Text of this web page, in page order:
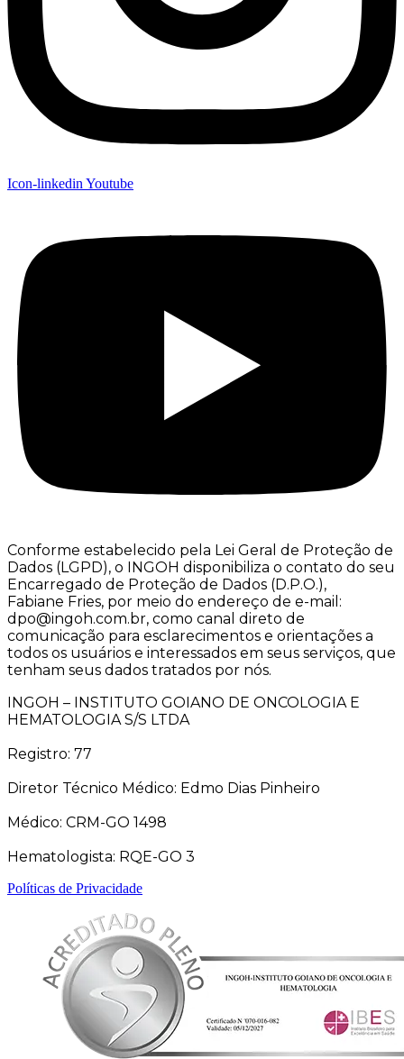
Icon-linkedin Youtube
Conforme estabelecido pela Lei Geral de Proteção de
Dados (LGPD), o INGOH disponibiliza o contato do seu
Encarregado de Proteção de Dados (D.P.O.),
Fabiane Fries, por meio do endereço de e-mail:
dpo@ingoh.com.br, como canal direto de
comunicação para esclarecimentos e orientações a
todos os usuários e interessados em seus serviços, que
tenham seus dados tratados por nós.
INGOH – INSTITUTO GOIANO DE ONCOLOGIA E
HEMATOLOGIA S/S LTDA
Registro: 77
Diretor Técnico Médico: Edmo Dias Pinheiro
Médico: CRM-GO 1498
Hematologista: RQE-GO 3
Políticas de Privacidade